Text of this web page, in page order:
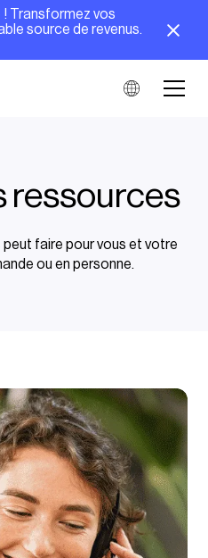
Transformez vos
source de revenus.
ressources
peut faire pour vous et votre
ou en personne.